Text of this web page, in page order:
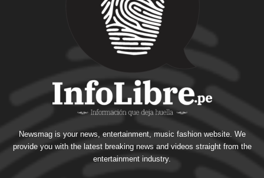
Newsmag is your news, entertainment, music fashion website. We
provide you with the latest breaking news and videos straight from the
entertainment industry.